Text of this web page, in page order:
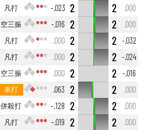
凡打 -.023 2 2
.000
空三振 -.016 2 2
.000
凡打 .000 2 2 -.032
凡打 .000 2 2 -.024
空三振 .000 2 2
-.016
単打 .063 2 2
.000
併殺打 -.128 2 2
.000
凡打 -.019 2 2
.000